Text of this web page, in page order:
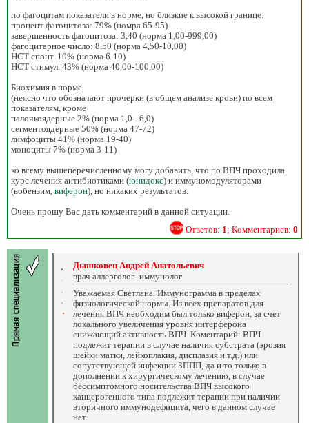
по фагоцитам показатели в норме, но близкие к высокой границе:
процент фагоцитоза: 79% (номра 65-95)
завершенность фагоцитоза: 3,40 (норма 1,00-999,00)
фагоцитарное число: 8,50 (норма 4,50-10,00)
НСТ спонт. 10% (норма 6-10)
НСТ стимул. 43% (норма 40,00-100,00)
Биохимия в норме
(неясно что обозначают прочерки (в общем анализе крови) по всем
показателям, кроме
палочкоядерные 2% (норма 1,0 - 6,0)
сегментоядерные 50% (норма 47-72)
лимфоциты 41% (норма 19-40)
моноциты 7% (норма 3-11)
ко всему вышеперечисленному могу добавить, что по ВПЧ проходила
курс лечения антибиотиками (юнидокс) и иммуномодуляторами
(вобензим, виферон), но никаких результатов.
Очень прошу Вас дать комментарий в данной ситуации.
Ответов: 1 ; Комментариев: 0
Дышковец Андрей Анатольевич
врач аллерголог- иммунолог
Уважаемая Светлана. Иммунограмма в пределах
физиологической нормы. Из всех препаратов для
лечения ВПЧ необходим был только виферон, за счет
локального увеличения уровня интерферона
снижающий активность ВПЧ. Коментарий: ВПЧ
подлежит терапии в случае наличия субстрата (эрозия
шейки матки, лейкоплакия, дисплазия и т.д.) или
сопутствующей инфекции ЗППП, да и то только в
дополнении к хирургическому лечению, в случае
бессимптомного носительства ВПЧ высокого
канцерогенного типа подлежит терапии при наличии
вторичного иммунодефицита, чего в данном случае
нет.